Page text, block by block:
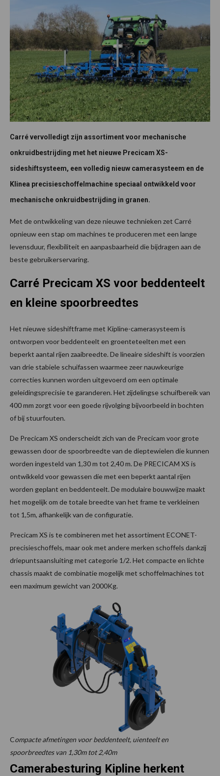
Carré vervolledigt zijn assortiment voor mechanische
onkruidbestrijding met het nieuwe Precicam XS-
sideshiftsysteem, een volledig nieuw camerasysteem en de
Klinea precisieschoffelmachine speciaal ontwikkeld voor
mechanische onkruidbestrijding in granen.
Met de ontwikkeling van deze nieuwe technieken zet Carré
opnieuw een stap om machines te produceren met een lange
levensduur, flexibiliteit en aanpasbaarheid die bijdragen aan de
beste gebruikerservaring.
Carré Precicam XS voor beddenteelt
en kleine spoorbreedtes
Het nieuwe sideshiftframe met Kipline-camerasysteem is
ontworpen voor beddenteelt en groenteteelten met een
beperkt aantal rijen zaaibreedte. De lineaire sideshift is voorzien
van drie stabiele schuifassen waarmee zeer nauwkeurige
correcties kunnen worden uitgevoerd om een optimale
geleidingsprecisie te garanderen. Het zijdelingse schuifbereik van
400 mm zorgt voor een goede rijvolging bijvoorbeeld in bochten
of bij stuurfouten.
De Precicam XS onderscheidt zich van de Precicam voor grote
gewassen door de spoorbreedte van de dieptewielen die kunnen
worden ingesteld van 1,30 m tot 2,40 m. De PRECICAM XS is
ontwikkeld voor gewassen die met een beperkt aantal rijen
worden geplant en beddenteelt. De modulaire bouwwijze maakt
het mogelijk om de totale breedte van het frame te verkleinen
tot 1,5m, afhankelijk van de configuratie.
Precicam XS is te combineren met het assortiment ECONET-
precisieschoffels, maar ook met andere merken schoffels dankzij
driepuntsaansluiting met categorie 1/2. Het compacte en lichte
chassis maakt de combinatie mogelijk met schoffelmachines tot
een maximum gewicht van 2000Kg.
Compacte afmetingen voor beddenteelt, uienteelt en
spoorbreedtes van 1,30m tot 2,40m
Camerabesturing Kipline herkent